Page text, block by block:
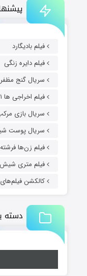
فیلم بادیگارد
فیلم دایره زنگی
سریال گنج مظفر
فیلم اخراجی ها ۱
سریال بازی
سریال پوست
فیلم زن‌ها
فیلم متری
کالکشن
دسته